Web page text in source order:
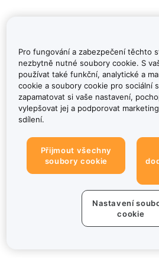
Pro fungování a zabezpečení těchto
nezbytně nutné soubory cookie. S
používat také funkční, analytické a
cookie a soubory cookie pro sociální
zapamatovat si vaše nastavení,
vylepšovat jej a podporovat
sdílení.
Přijmout všechny
soubory cookie
Nastavení
cookie